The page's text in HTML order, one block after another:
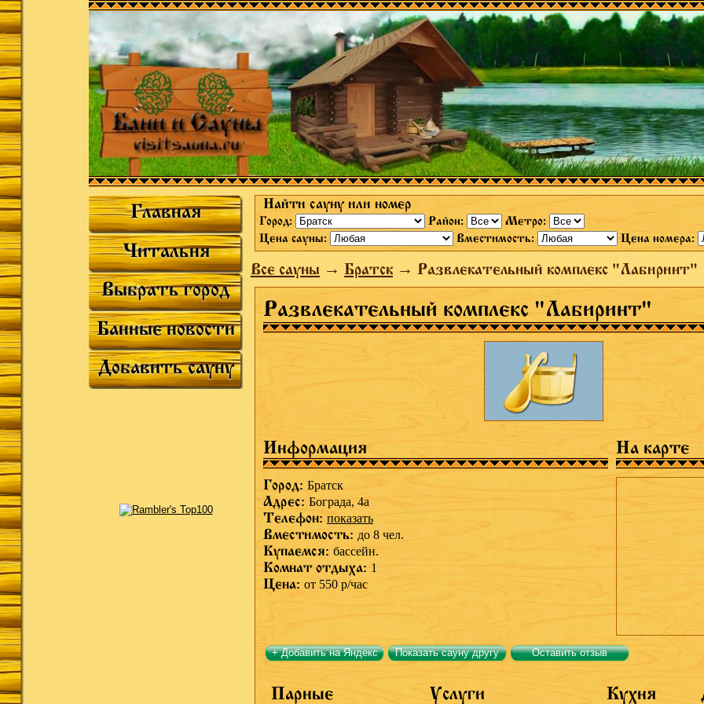
Главная
Читальня
Выбрать город
Банные новости
Добавить сауну
Найти сауну или номер
Город: Район:
Метро:
Цена сауны:
Вместимость: Цена номера:
Все сауны→Братск→ Развлекательный комплекс "Лабиринт"
Развлекательный комплекс "Лабиринт"
Информация На карте
Город: Братск
Адрес: Бограда, 4а
Телефон: показать
Вместимость: до 8 чел.
Купаемся: бассейн.
Комнат отдыха: 1
Цена: от 550 р/час
+ Добавить на Яндекс Показать сауну другу Оставить отзыв
Парные Услуги Кухня